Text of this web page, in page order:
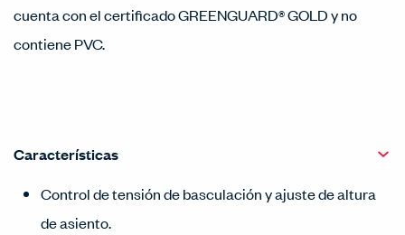
cuenta con el certificado GREENGUARD® GOLD y no
contiene PVC.
Características
Control de tensión de basculación y ajuste de altura
de asiento.